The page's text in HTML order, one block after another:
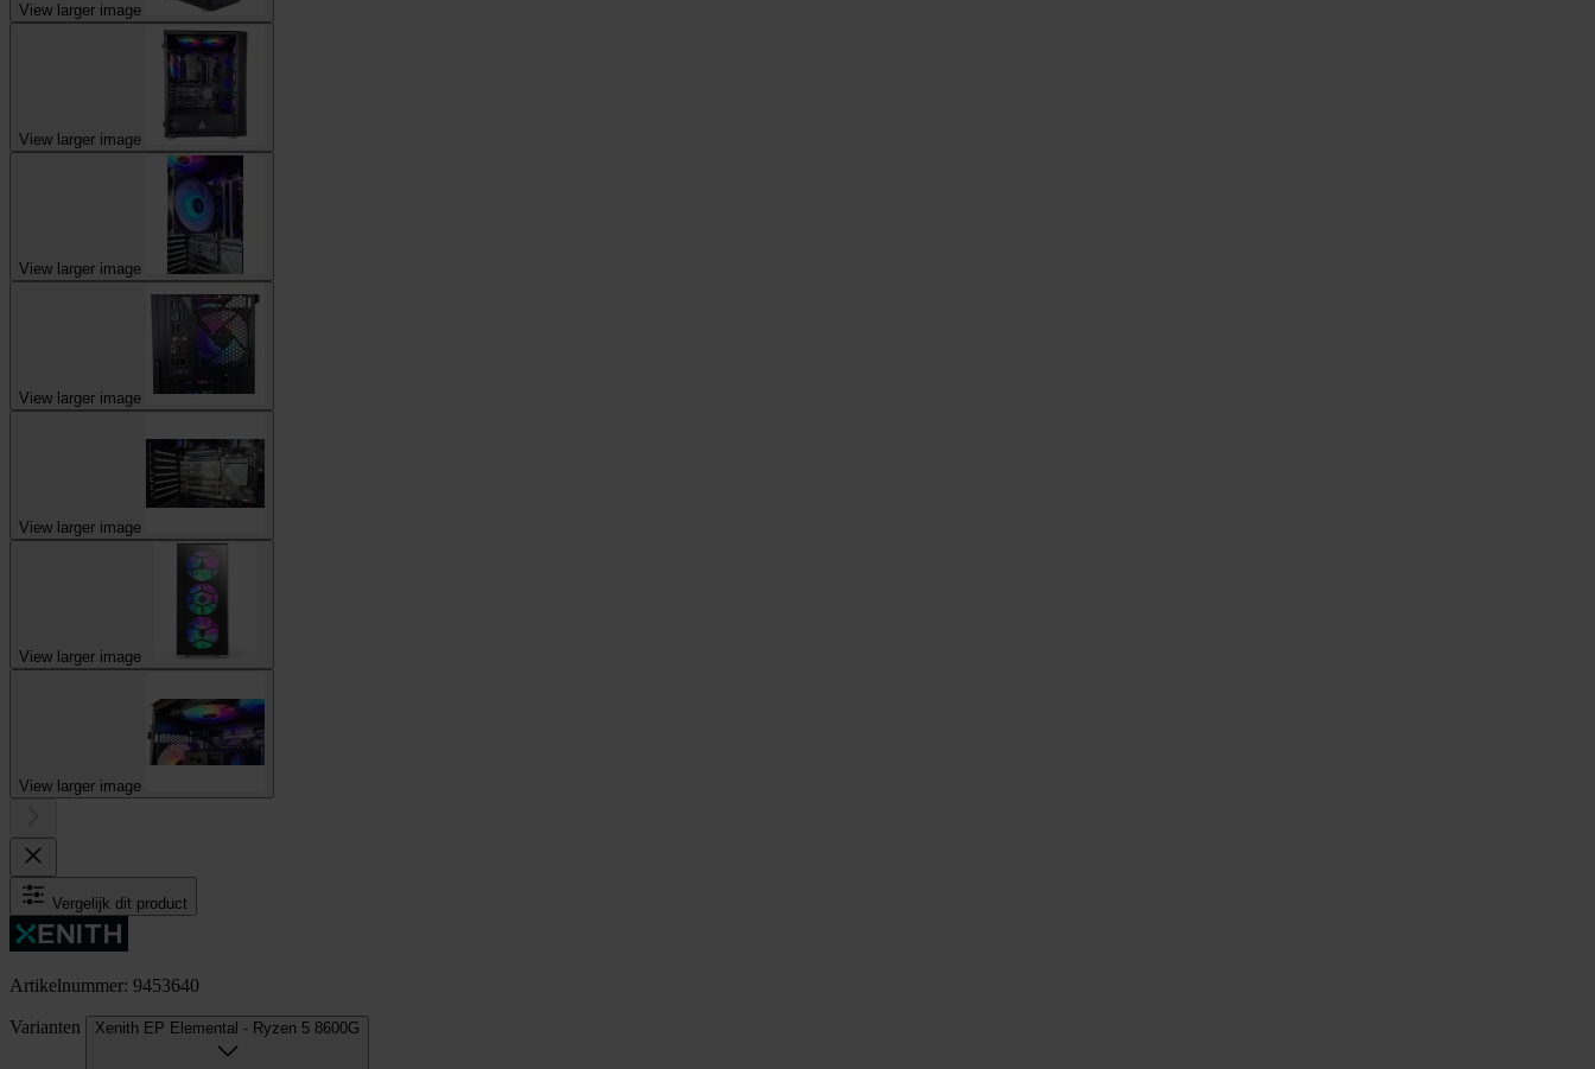
View larger image
View larger image
View larger image
View larger image
View larger image
View larger image
View larger image
Vergelijk dit product
Artikelnummer: 9453640
Varianten Xenith EP Elemental - Ryzen 5 8600G